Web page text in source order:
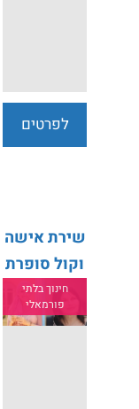
לפרטים
שירת אישה
וקול סופרת
חינוך בלתי
פורמאלי